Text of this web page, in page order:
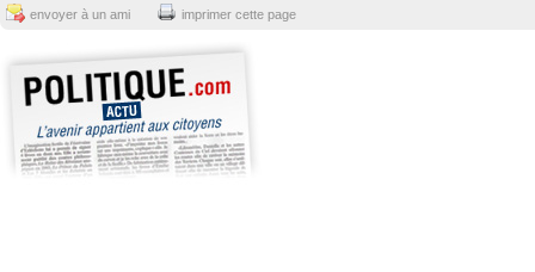
envoyer à un ami imprimer cette page